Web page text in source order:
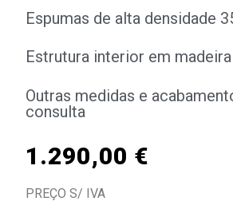
Espumas de alta densidade
Estrutura interior em
Outras medidas e
consulta
1.290,00 €
PREÇO S/ IVA